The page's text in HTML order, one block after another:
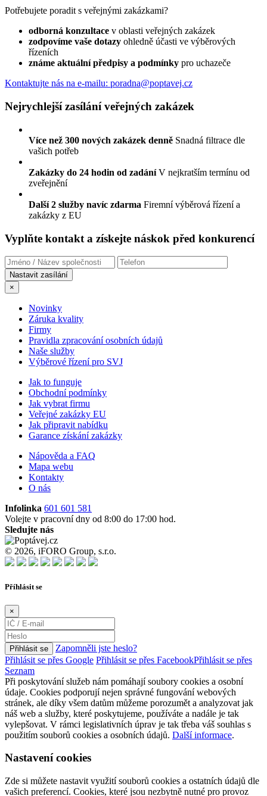
Potřebujete poradit s veřejnými zakázkami?
odborná konzultace v oblasti veřejných zakázek
zodpovíme vaše dotazy ohledně účasti ve výběrových
řízeních
známe aktuální předpisy a podmínky pro uchazeče
Kontaktujte nás na e-mailu: poradna@poptavej.cz
Nejrychlejší zasílání veřejných zakázek
Více než 300 nových zakázek denně Snadná filtrace dle
vašich potřeb
Zakázky do 24 hodin od zadáníV nejkratším termínu od
zveřejnění
Další 2 služby navíc zdarma Firemní výběrová řízení a
zakázky z EU
Vyplňte kontakt a získejte náskok před konkurencí
×
Novinky
Záruka kvality
Firmy
Pravidla zpracování osobních údajů
Naše služby
Výběrové řízení pro SVJ
Jak to funguje
Obchodní podmínky
Jak vybrat firmu
Veřejné zakázky EU
Jak připravit nabídku
Garance získání zakázky
Nápověda a FAQ
Mapa webu
Kontakty
O nás
Infolinka 601 601 581
Volejte v pracovní dny od 8:00 do 17:00 hod.
Sledujte nás
© 2026, iFORO Group, s.r.o.
Příhlásit se
×
Přihlásit se
Zapomněli jste heslo?
Přihlásit se přes Google Přihlásit se přes FacebookPřihlásit se přes
Seznam
Při poskytování služeb nám pomáhají soubory cookies a osobní
údaje. Cookies podporují nejen správné fungování webových
stránek, ale díky všem datům můžeme porozumět a analyzovat jak
náš web a služby, které poskytujeme, používáte a nadále je tak
vylepšovat. V rámci legislativních úprav je tak třeba váš souhlas s
použitím souborů cookies a osobních údajů. Další informace.
Nastavení cookies
Zde si můžete nastavit využití souborů cookies a ostatních údajů dle
vašich preferencí. Cookies, které jsou nezbytně nutné pro provoz